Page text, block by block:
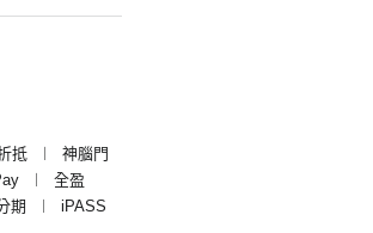
抵 ︱
神腦門
︱
全盈
期 ︱
iPASS